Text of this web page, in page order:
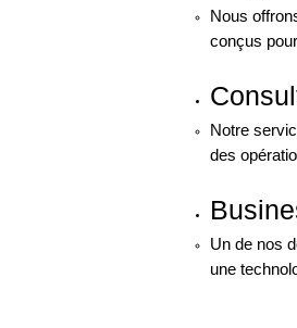
Nous
conçus
Notre
des
Un de nos
une